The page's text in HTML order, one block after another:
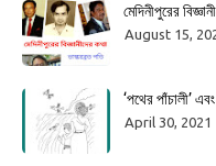
মেদিনীপুরের
August 15,
‘পথের পাঁচালী’
April 30, 2021